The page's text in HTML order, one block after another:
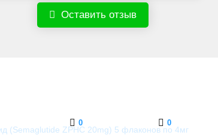
Оставить отзыв
0 0